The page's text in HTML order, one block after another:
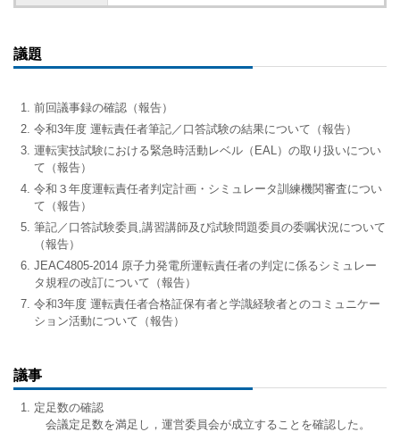
議題
前回議事録の確認（報告）
令和3年度 運転責任者筆記／口答試験の結果について（報告）
運転実技試験における緊急時活動レベル（EAL）の取り扱いについ
て（報告）
令和３年度運転責任者判定計画・シミュレータ訓練機関審査につい
て（報告）
筆記／口答試験委員,講習講師及び試験問題委員の委嘱状況について
（報告）
JEAC4805-2014 原子力発電所運転責任者の判定に係るシミュレー
タ規程の改訂について（報告）
令和3年度 運転責任者合格証保有者と学識経験者とのコミュニケー
ション活動について（報告）
議事
定足数の確認
会議定足数を満足し，運営委員会が成立することを確認した。